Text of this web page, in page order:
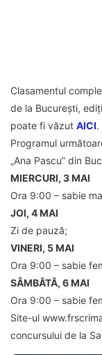
Clasamentul
de la București,
poate fi văzut AICI.
Programul
„Ana Pascu” din
MIERCURI, 3 MAI
Ora 9:00 – sabie
JOI, 4 MAI
Zi de pauză;
VINERI, 5 MAI
Ora 9:00 – sabie
SÂMBĂTĂ, 6 MAI
Ora 9:00 – sabie
Site-ul
concursului de la